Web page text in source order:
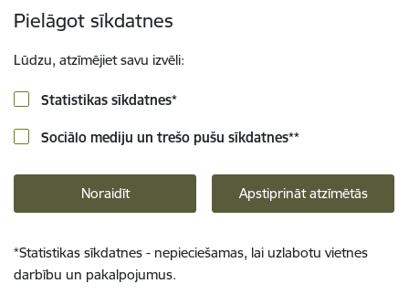
Pielāgot sīkdatnes
Lūdzu, atzīmējiet savu izvēli:
Statistikas sīkdatnes*
Sociālo mediju un trešo pušu sīkdatnes**
Noraidīt Apstiprināt atzīmētās
*Statistikas sīkdatnes - nepieciešamas, lai uzlabotu vietnes
darbību un pakalpojumus.